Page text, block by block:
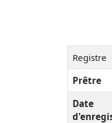
Registre
Prêtre
Date